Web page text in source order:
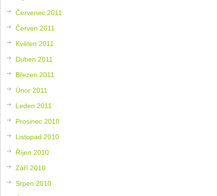
Červenec 2011
Červen 2011
Květen 2011
Duben 2011
Březen 2011
Únor 2011
Leden 2011
Prosinec 2010
Listopad 2010
Říjen 2010
Září 2010
Srpen 2010